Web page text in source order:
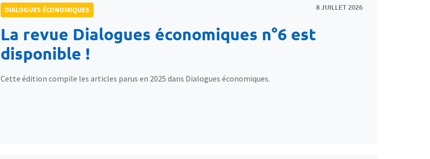
DIALOGUES ÉCONOMIQUES
La revue Dialogues économiques n°6 est
disponible !
Cette édition compile les articles parus en 2025 dans Dialogues économiques.
8 JUILLET 2026